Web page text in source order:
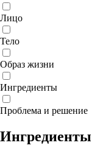
Лицо
Тело
Образ жизни
Ингредиенты
Проблема и решение
Ингредиенты